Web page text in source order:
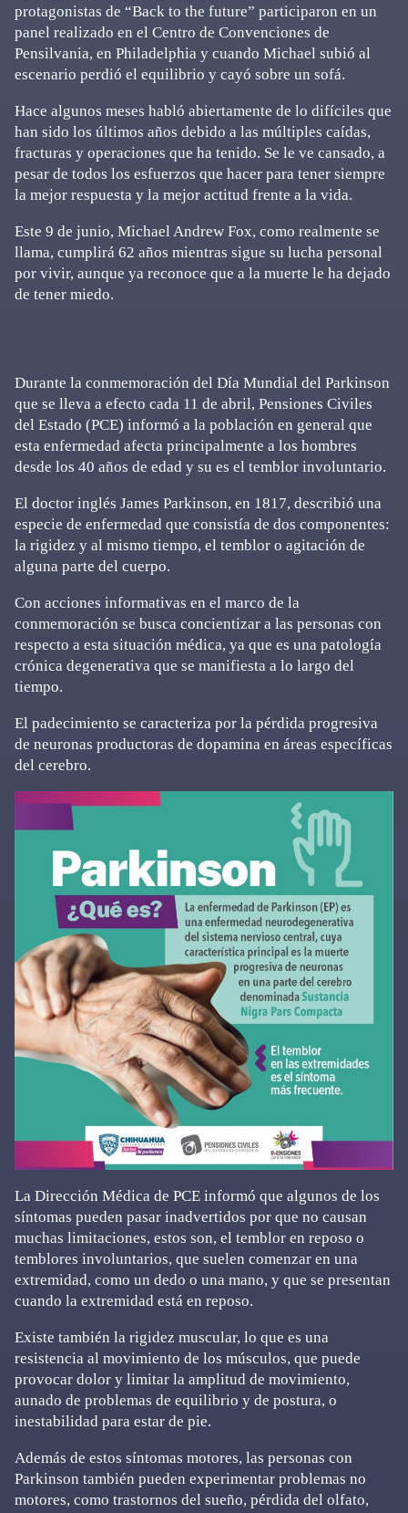
protagonistas de “Back to the future” participaron en un
panel realizado en el Centro de Convenciones de
Pensilvania, en Philadelphia y cuando Michael subió al
escenario perdió el equilibrio y cayó sobre un sofá.
Hace algunos meses habló abiertamente de lo difíciles que
han sido los últimos años debido a las múltiples caídas,
fracturas y operaciones que ha tenido. Se le ve cansado, a
pesar de todos los esfuerzos que hacer para tener siempre
la mejor respuesta y la mejor actitud frente a la vida.
Este 9 de junio, Michael Andrew Fox, como realmente se
llama, cumplirá 62 años mientras sigue su lucha personal
por vivir, aunque ya reconoce que a la muerte le ha dejado
de tener miedo.
Durante la conmemoración del Día Mundial del Parkinson
que se lleva a efecto cada 11 de abril, Pensiones Civiles
del Estado (PCE) informó a la población en general que
esta enfermedad afecta principalmente a los hombres
desde los 40 años de edad y su es el temblor involuntario.
El doctor inglés James Parkinson, en 1817, describió una
especie de enfermedad que consistía de dos componentes:
la rigidez y al mismo tiempo, el temblor o agitación de
alguna parte del cuerpo.
Con acciones informativas en el marco de la
conmemoración se busca concientizar a las personas con
respecto a esta situación médica, ya que es una patología
crónica degenerativa que se manifiesta a lo largo del
tiempo.
El padecimiento se caracteriza por la pérdida progresiva
de neuronas productoras de dopamina en áreas específicas
del cerebro.
La Dirección Médica de PCE informó que algunos de los
síntomas pueden pasar inadvertidos por que no causan
muchas limitaciones, estos son, el temblor en reposo o
temblores involuntarios, que suelen comenzar en una
extremidad, como un dedo o una mano, y que se presentan
cuando la extremidad está en reposo.
Existe también la rigidez muscular, lo que es una
resistencia al movimiento de los músculos, que puede
provocar dolor y limitar la amplitud de movimiento,
aunado de problemas de equilibrio y de postura, o
inestabilidad para estar de pie.
Además de estos síntomas motores, las personas con
Parkinson también pueden experimentar problemas no
motores, como trastornos del sueño, pérdida del olfato,